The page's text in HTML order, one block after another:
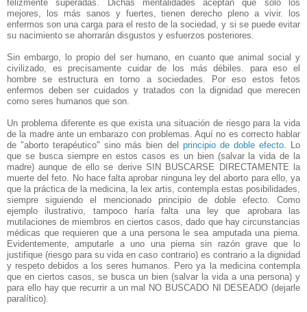
felizmente superadas. Dichas mentalidades aceptan que solo los
mejores, los más sanos y fuertes, tienen derecho pleno a vivir. los
enfermos son una carga para el resto de la sociedad, y si se puede evitar
su nacimiento se ahorrarán disgustos y esfuerzos posteriores.
Sin embargo, lo propio del ser humano, en cuanto que animal social y
civilizado, es precisamente cuidar de los más débiles. para eso el
hombre se estructura en torno a sociedades. Por eso estos fetos
enfermos deben ser cuidados y tratados con la dignidad que merecen
como seres humanos que son.
Un problema diferente es que exista una situación de riesgo para la vida
de la madre ante un embarazo con problemas. Aquí no es correcto hablar
de "aborto terapéutico" sino más bien del principio de doble efecto. Lo
que se busca siempre en estos casos es un bien (salvar la vida de la
madre) aunque de ello se derive SIN BUSCARSE DIRECTAMENTE la
muerte del feto. No hace falta aprobar ninguna ley del aborto para ello, ya
que la práctica de la medicina, la lex artis, contempla estas posibilidades,
siempre siguiendo el mencionado principio de doble efecto. Como
ejemplo ilustrativo, tampoco haría falta una ley que aprobara las
mutilaciones de miembros en ciertos casos, dado que hay circunstancias
médicas que requieren que a una persona le sea amputada una pierna.
Evidentemente, amputarle a uno una pierna sin razón grave que lo
justifique (riesgo para su vida en caso contrario) es contrario a la dignidad
y respeto debidos a los seres humanos. Pero ya la medicina contempla
que en ciertos casos, se busca un bien (salvar la vida a una persona) y
para ello hay que recurrir a un mal NO BUSCADO NI DESEADO (dejarle
paralítico).